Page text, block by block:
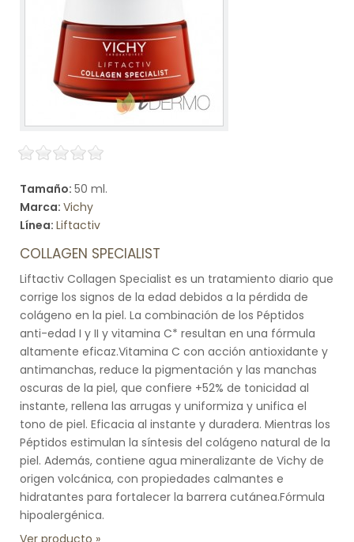
Tamaño: 50 ml.
Marca: Vichy
Línea: Liftactiv
COLLAGEN SPECIALIST
Liftactiv Collagen Specialist es un tratamiento diario que
corrige los signos de la edad debidos a la pérdida de
colágeno en la piel. La combinación de los Péptidos
anti-edad I y II y vitamina C* resultan en una fórmula
altamente eficaz.Vitamina C con acción antioxidante y
antimanchas, reduce la pigmentación y las manchas
oscuras de la piel, que confiere +52% de tonicidad al
instante, rellena las arrugas y uniformiza y unifica el
tono de piel. Eficacia al instante y duradera. Mientras los
Péptidos estimulan la síntesis del colágeno natural de la
piel. Además, contiene agua mineralizante de Vichy de
origen volcánica, con propiedades calmantes e
hidratantes para fortalecer la barrera cutánea.Fórmula
hipoalergénica.
Ver producto